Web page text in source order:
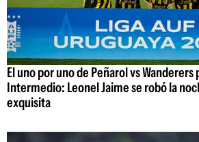
El uno por uno de Peñarol vs
Intermedio: Leonel Jaime se robó la
exquisita